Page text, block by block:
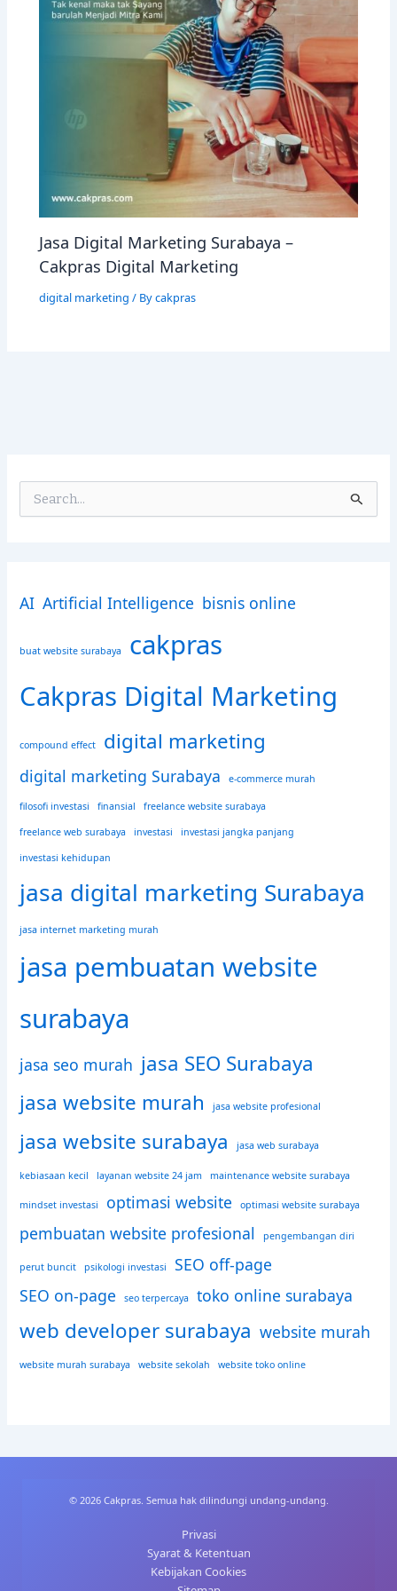
Jasa Digital Marketing Surabaya –
Cakpras Digital Marketing
digital marketing / Bycakpras
e
f
:
AI Artificial Intelligence bisnis online
buat website surabaya
cakpras
Cakpras Digital Marketing
compound effect digital marketing
digital marketing Surabaya e-commerce murah
filosofi investasi finansial freelance website surabaya
freelance web surabaya investasi investasi jangka panjang
investasi kehidupan
jasa digital marketing Surabaya
jasa internet marketing murah
jasa pembuatan website
surabaya
jasa seo murah jasa SEO Surabaya
jasa website murah
jasa website profesional
jasa website surabaya jasa web surabaya
kebiasaan kecil layanan website 24 jam maintenance website surabaya
mindset investasi optimasi website optimasi website surabaya
pembuatan website profesional pengembangan diri
perut buncit psikologi investasi
SEO off-page
SEO on-page
seo terpercaya toko online surabaya
web developer surabaya website murah
website murah surabaya website sekolah website toko online
© 2026 Cakpras. Semua hak dilindungi undang-undang.
Privasi
Syarat & Ketentuan
Kebijakan Cookies